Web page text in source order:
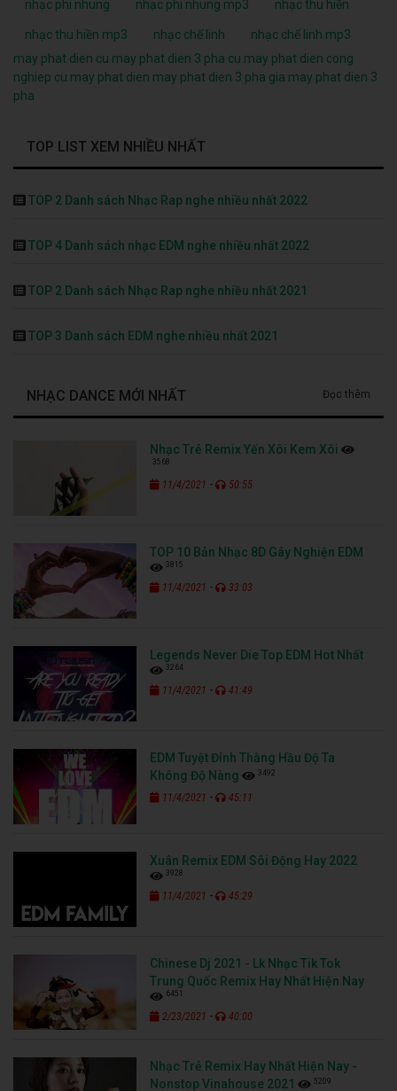
nhạc phi nhung nhạc phi nhung mp3 nhạc thu hiền
nhạc thu hiền mp3 nhạc chế linh
nhạc chế linh mp3
may phat dien cu may phat dien 3 pha cu may phat dien cong
nghiep cu may phat dien may phat dien 3 pha gia may phat dien 3
pha
TOP LIST XEM NHIỀU NHẤT
TOP 2 Danh sách Nhạc Rap nghe nhiều nhất 2022
TOP 4 Danh sách nhạc EDM nghe nhiều nhất 2022
TOP 2 Danh sách Nhạc Rap nghe nhiều nhất 2021
TOP 3 Danh sách EDM nghe nhiều nhất 2021
NHẠC DANCE MỚI NHẤT Đọc thêm
Nhạc Trẻ Remix Yến Xôi Kem Xôi
3568
11/4/2021 - 50:55
TOP 10 Bản Nhạc 8D Gây Nghiện EDM
3815
11/4/2021 - 33:03
Legends Never Die Top EDM Hot Nhất
3264
11/4/2021 - 41:49
EDM Tuyệt Đỉnh Thằng Hầu Độ Ta
Không Độ Nàng
3492
11/4/2021 - 45:11
Xuân Remix EDM Sôi Động Hay 2022
3928
11/4/2021 - 45:29
Chinese Dj 2021 - Lk Nhạc Tik Tok
Trung Quốc Remix Hay Nhất Hiện Nay
6451
2/23/2021 - 40:00
Nhạc Trẻ Remix Hay Nhất Hiện Nay -
Nonstop Vinahouse 2021
5209